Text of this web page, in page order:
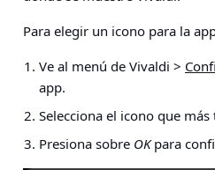
Para elegir un icono para la
Ve al menú de Vivaldi >
app.
Selecciona el icono que más
Presiona sobre OKpara